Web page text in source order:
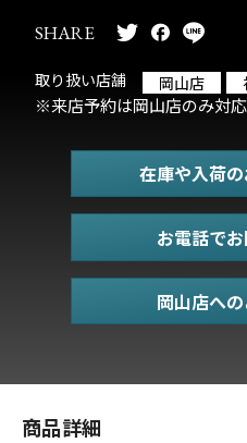
SHARE
取り扱い店舗 岡山店
※来店予約は岡山店のみ対
在庫や入荷
お電話で
商品詳細